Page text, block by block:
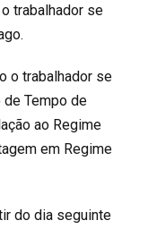
trabalhador se
o trabalhador se
Tempo de
ao Regime
em Regime
do dia seguinte